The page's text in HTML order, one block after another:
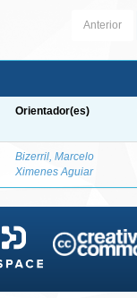
Anterior
Orientador(es)
Bizerril, Marcelo
Ximenes Aguiar